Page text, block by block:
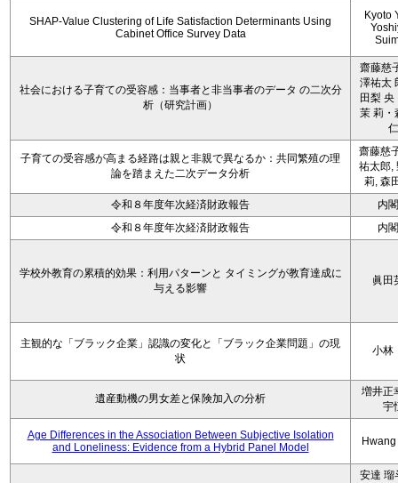
SHAP-Value Clustering of Life Satisfaction Determinants Using
Cabinet Office Survey Data
Kyoto
社会における子育ての受容感：当事者と非当事者のデータ の二次分
析（研究計画）
齋藤慈
澤祐太
田梨 央
茉 莉・
仁
子育ての受容感が高まる経路は親と非親で異なるか：共同繁殖の理
論を踏まえた二次データ分析
齋藤慈
祐太郎,
莉, 森
令和８年度年次経済財政報告
内
令和８年度年次経済財政報告
内
学校外教育の累積的効果：利用パターンと タイミングが教育達成に
与える影響
眞田
主観的な「ブラック企業」認識の変化と「ブラック企業問題」の現
状
小
遺産動機の男女差と保険加入の分析
増井正
宇
Age Differences in the Association Between Subjective Isolation
and Loneliness: Evidence from a Hybrid Panel Model
安達 瑠